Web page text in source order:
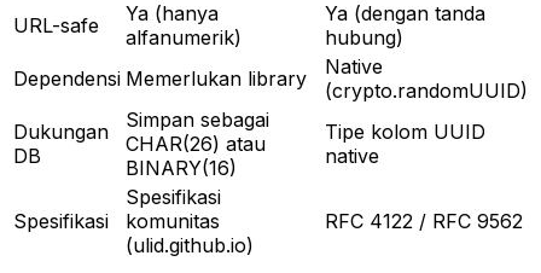
URL-safe
Ya (hanya
alfanumerik)
Ya (dengan tanda
hubung)
Dependensi Memerlukan library
Native
(crypto.randomUUID)
Dukungan
DB
Simpan sebagai
CHAR(26) atau
BINARY(16)
Tipe kolom UUID
native
Spesifikasi
Spesifikasi
komunitas
(ulid.github.io)
RFC 4122 / RFC 9562